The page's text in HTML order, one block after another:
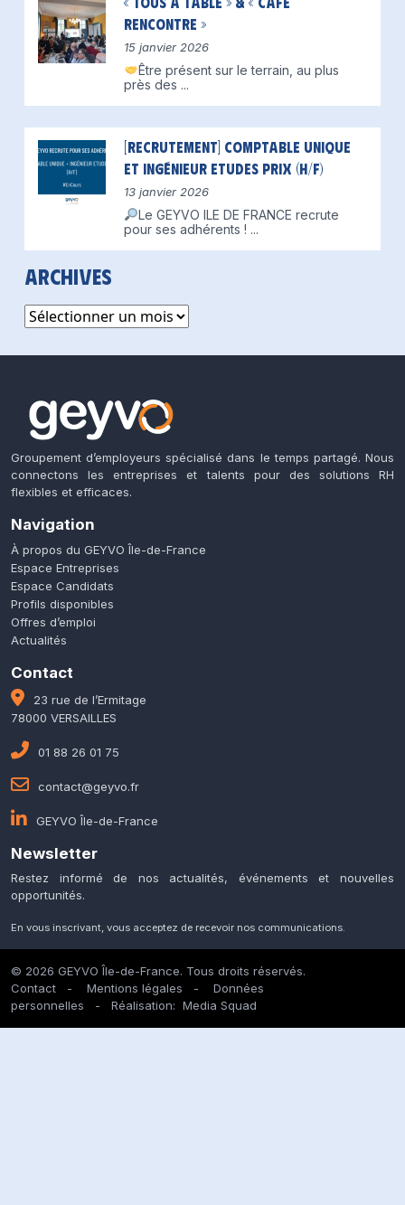
Rencontre »
15 janvier 2026
Être présent sur le terrain, au plus
près des ...
[Recrutement] Comptable unique
et Ingénieur Etudes Prix (H/F)
13 janvier 2026
Le GEYVO ILE DE FRANCE recrute
pour ses adhérents ! ...
Archives
Archives
Groupement d’employeurs spécialisé dans le temps partagé. Nous
connectons les entreprises et talents pour des solutions RH
flexibles et efficaces.
Navigation
À propos du GEYVO Île-de-France
Espace Entreprises
Espace Candidats
Profils disponibles
Offres d’emploi
Actualités
Contact
23 rue de l’Ermitage
78000 VERSAILLES
01 88 26 01 75
contact@geyvo.fr
GEYVO Île-de-France
Newsletter
Restez informé de nos actualités, événements et nouvelles
opportunités.
En vous inscrivant, vous acceptez de recevoir nos communications.
© 2026 GEYVO Île-de-France. Tous droits réservés.
Contact - Mentions légales - Données
personnelles - Réalisation: Media Squad